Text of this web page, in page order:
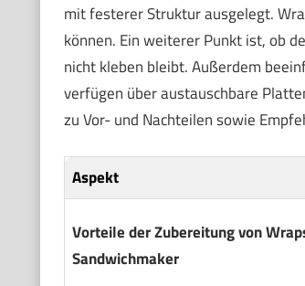
mit festerer Struktur ausgelegt.
können. Ein weiterer Punkt ist, ob
nicht kleben bleibt. Außerdem
verfügen über austauschbare
zu Vor- und Nachteilen sowie
Aspekt
Vorteile der Zubereitung von
Sandwichmaker